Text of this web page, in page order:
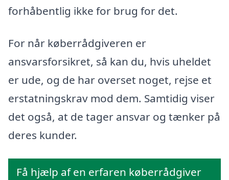
forhåbentlig ikke for brug for det.
For når køberrådgiveren er
ansvarsforsikret, så kan du, hvis uheldet
er ude, og de har overset noget, rejse et
erstatningskrav mod dem. Samtidig viser
det også, at de tager ansvar og tænker på
deres kunder.
Få hjælp af en erfaren køberrådgiver